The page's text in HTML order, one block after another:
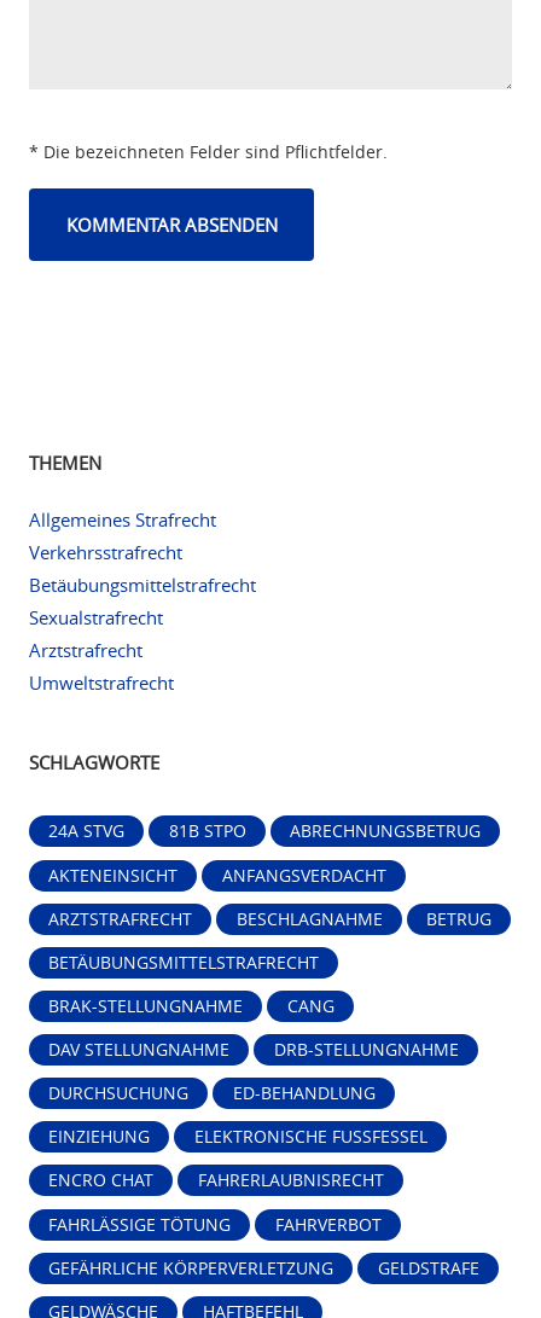
* Die bezeichneten Felder sind Pflichtfelder.
THEMEN
Allgemeines Strafrecht
Verkehrsstrafrecht
Betäubungsmittelstrafrecht
Sexualstrafrecht
Arztstrafrecht
Umweltstrafrecht
SCHLAGWORTE
24A STVG 81B STPO ABRECHNUNGSBETRUG
AKTENEINSICHT ANFANGSVERDACHT
ARZTSTRAFRECHT BESCHLAGNAHME BETRUG
BETÄUBUNGSMITTELSTRAFRECHT
BRAK-STELLUNGNAHME CANG
DAV STELLUNGNAHME DRB-STELLUNGNAHME
DURCHSUCHUNG ED-BEHANDLUNG
EINZIEHUNG ELEKTRONISCHE FUSSFESSEL
ENCRO CHAT FAHRERLAUBNISRECHT
FAHRLÄSSIGE TÖTUNG FAHRVERBOT
GEFÄHRLICHE KÖRPERVERLETZUNG GELDSTRAFE
GELDWÄSCHE HAFTBEFEHL